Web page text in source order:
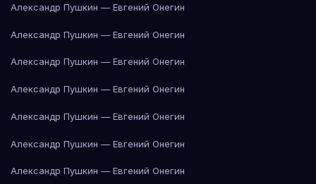
Александр Пушкин — Евгений Онегин
Александр Пушкин — Евгений Онегин
Александр Пушкин — Евгений Онегин
Александр Пушкин — Евгений Онегин
Александр Пушкин — Евгений Онегин
Александр Пушкин — Евгений Онегин
Александр Пушкин — Евгений Онегин